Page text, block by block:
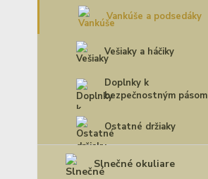
Vankúše a podsedáky
Vešiaky a háčiky
Doplnky k
bezpečnostným pásom
Ostatné držiaky
Slnečné okuliare